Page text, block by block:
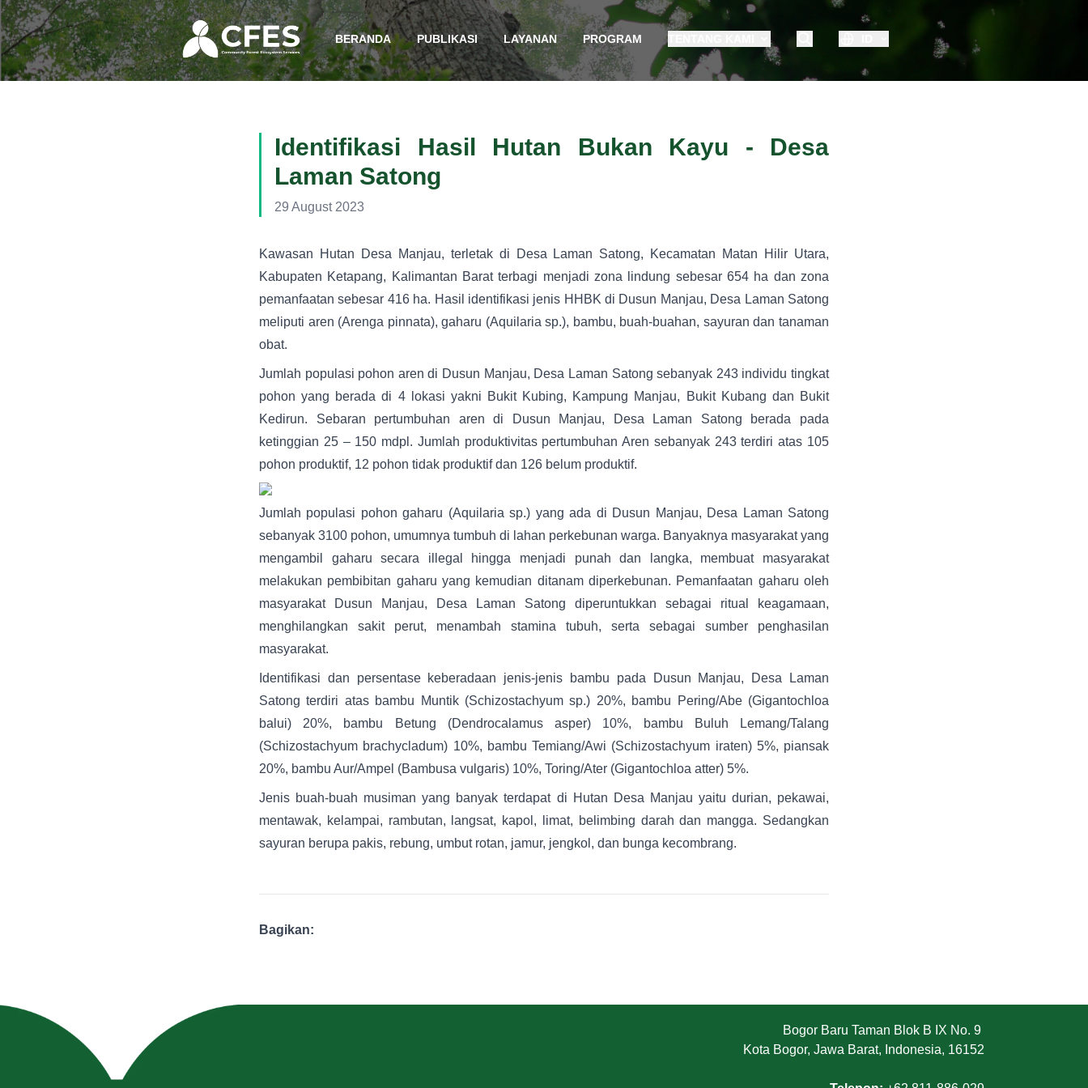
BERANDA PUBLIKASI LAYANAN PROGRAM TENTANG KAMI
Identifikasi Hasil Hutan Bukan Kayu - Desa
Laman Satong
29 August 2023
Kawasan Hutan Desa Manjau, terletak di Desa Laman Satong, Kecamatan Matan Hilir Utara,
Kabupaten Ketapang, Kalimantan Barat terbagi menjadi zona lindung sebesar 654 ha dan zona
pemanfaatan sebesar 416 ha. Hasil identifikasi jenis HHBK di Dusun Manjau, Desa Laman Satong
meliputi aren (Arenga pinnata), gaharu (Aquilaria sp.), bambu, buah-buahan, sayuran dan tanaman
obat.
Jumlah populasi pohon aren di Dusun Manjau, Desa Laman Satong sebanyak 243 individu tingkat
pohon yang berada di 4 lokasi yakni Bukit Kubing, Kampung Manjau, Bukit Kubang dan Bukit
Kedirun. Sebaran pertumbuhan aren di Dusun Manjau, Desa Laman Satong berada pada
ketinggian 25 – 150 mdpl. Jumlah produktivitas pertumbuhan Aren sebanyak 243 terdiri atas 105
pohon produktif, 12 pohon tidak produktif dan 126 belum produktif.
Jumlah populasi pohon gaharu (Aquilaria sp.) yang ada di Dusun Manjau, Desa Laman Satong
sebanyak 3100 pohon, umumnya tumbuh di lahan perkebunan warga. Banyaknya masyarakat yang
mengambil gaharu secara illegal hingga menjadi punah dan langka, membuat masyarakat
melakukan pembibitan gaharu yang kemudian ditanam diperkebunan. Pemanfaatan gaharu oleh
masyarakat Dusun Manjau, Desa Laman Satong diperuntukkan sebagai ritual keagamaan,
menghilangkan sakit perut, menambah stamina tubuh, serta sebagai sumber penghasilan
masyarakat.
Identifikasi dan persentase keberadaan jenis-jenis bambu pada Dusun Manjau, Desa Laman
Satong terdiri atas bambu Muntik (Schizostachyum sp.) 20%, bambu Pering/Abe (Gigantochloa
balui) 20%, bambu Betung (Dendrocalamus asper) 10%, bambu Buluh Lemang/Talang
(Schizostachyum brachycladum) 10%, bambu Temiang/Awi (Schizostachyum iraten) 5%, piansak
20%, bambu Aur/Ampel (Bambusa vulgaris) 10%, Toring/Ater (Gigantochloa atter) 5%.
Jenis buah-buah musiman yang banyak terdapat di Hutan Desa Manjau yaitu durian, pekawai,
mentawak, kelampai, rambutan, langsat, kapol, limat, belimbing darah dan mangga. Sedangkan
sayuran berupa pakis, rebung, umbut rotan, jamur, jengkol, dan bunga kecombrang.
Bagikan:
Bogor Baru Taman Blok B IX No. 9
Kota Bogor, Jawa Barat, Indonesia, 16152